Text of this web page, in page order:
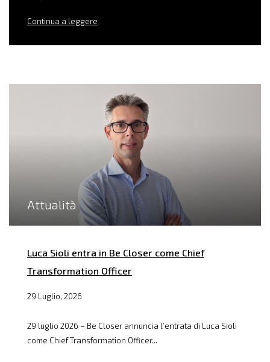
Continua a leggere
Attualità
Luca Sioli entra in Be Closer come Chief
Transformation Officer
29 Luglio, 2026
29 luglio 2026 – Be Closer annuncia l’entrata di Luca Sioli
come Chief Transformation Officer...